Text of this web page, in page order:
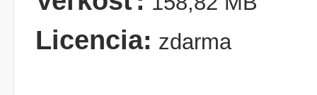
Licencia: zdarma